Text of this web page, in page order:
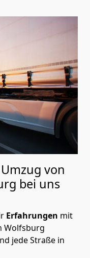
von
bei uns
Erfahrungen mit
Wolfsburg
jede Straße in